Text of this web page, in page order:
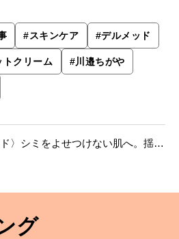
#スキンケア #デルメッド
クリーム #川邉ちがや
ド〉シミをよせつけない肌へ。揺る
グ